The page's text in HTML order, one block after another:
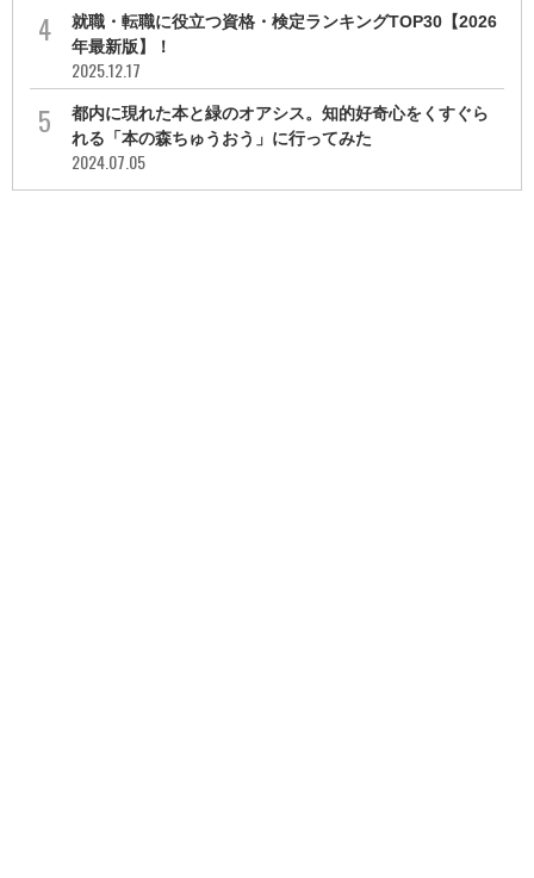
就職・転職に役立つ資格・検定ランキングTOP30【2026
年最新版】！
2025.12.17
都内に現れた本と緑のオアシス。知的好奇心をくすぐら
れる「本の森ちゅうおう」に行ってみた
2024.07.05